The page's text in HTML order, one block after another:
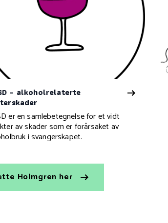
– alkoholrelaterte
er en samlebetegnelse for et vidt
av skader som er forårsaket av
i svangerskapet.
Holmgren her